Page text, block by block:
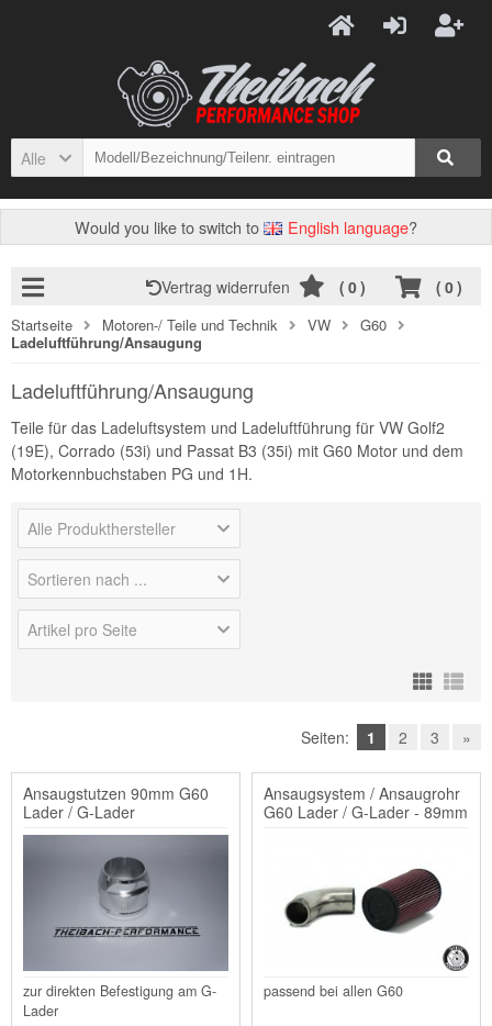
Alle
Would you like to switch to English language?
( 0)
Vertrag widerrufen ( 0)
Startseite Motoren-/ Teile und Technik VW
G60
Ladeluftführung/Ansaugung
Ladeluftführung/Ansaugung
Teile für das Ladeluftsystem und Ladeluftführung für VW Golf2
(19E), Corrado (53i) und Passat B3 (35i) mit G60 Motor und dem
Motorkennbuchstaben PG und 1H.
Alle Produkthersteller
Sortieren nach ...
Artikel pro Seite
Seiten: 1 2 3 »
Ansaugstutzen 90mm G60
Lader / G-Lader
zur direkten Befestigung am G-
Lader
Ansaugsystem / Ansaugrohr
G60 Lader / G-Lader - 89mm
passend bei allen G60